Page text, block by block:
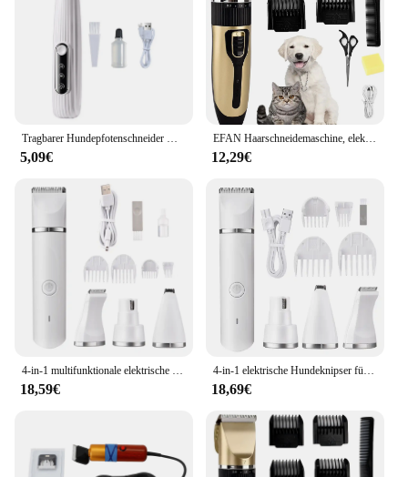
5,09€
EFAN Haarschneidemaschine, elektrische Hundeschneidemaschine, kabelloses Katzen-Trimmer-Set, geräuscharm, professioneller Haustier-Haarschneider für Hunde und Katzen
12,29€
18,59€ 18,69€